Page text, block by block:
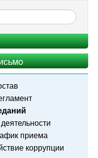
приема
коррупции